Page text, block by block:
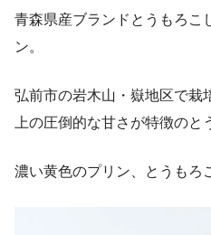
青森県産ブランドとうもろこ
ン。
弘前市の岩木山・嶽地区で栽
上の圧倒的な甘さが特徴のと
濃い黄色のプリン、とうもろ